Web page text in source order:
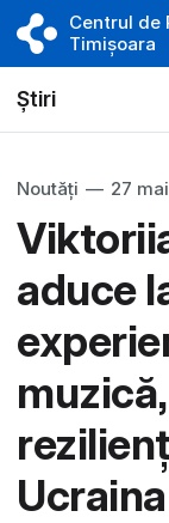
Centrul de
Timișoara
Știri
Noutăți — 27
aduce
Ucraina